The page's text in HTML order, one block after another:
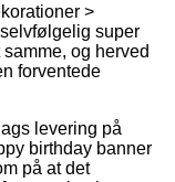
>
super
og herved
forventede
levering på
birthday banner
på at det